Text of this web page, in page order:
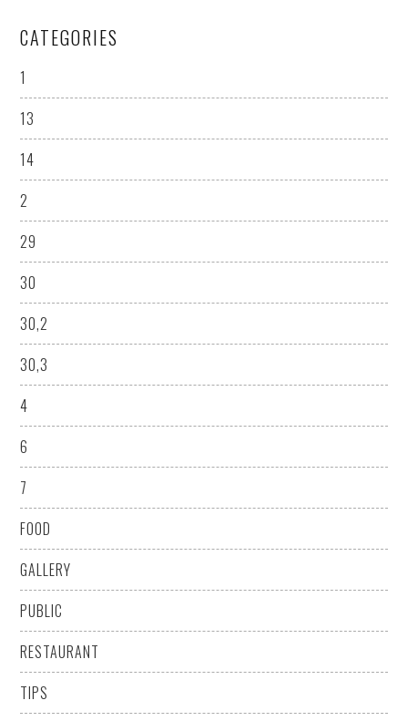
CATEGORIES
1
13
14
2
29
30
30,2
30,3
4
6
7
FOOD
GALLERY
PUBLIC
RESTAURANT
TIPS